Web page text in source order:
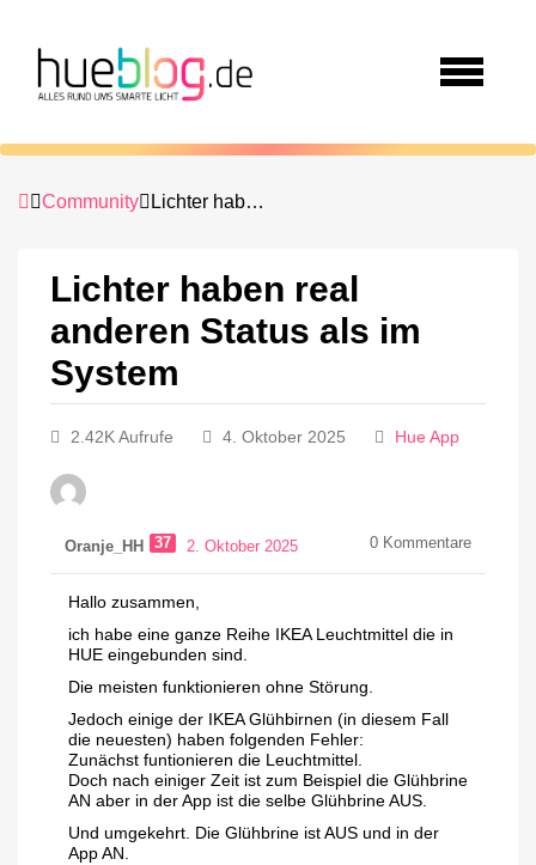
Community Lichter haben real anderen Status als im System
Lichter haben real
anderen Status als im
System
2.42K Aufrufe 4. Oktober 2025 Hue App
Oranje_HH 37 2. Oktober 2025 0 Kommentare
Hallo zusammen,
ich habe eine ganze Reihe IKEA Leuchtmittel die in
HUE eingebunden sind.
Die meisten funktionieren ohne Störung.
Jedoch einige der IKEA Glühbirnen (in diesem Fall
die neuesten) haben folgenden Fehler:
Zunächst funtionieren die Leuchtmittel.
Doch nach einiger Zeit ist zum Beispiel die Glühbrine
AN aber in der App ist die selbe Glühbrine AUS.
Und umgekehrt. Die Glühbrine ist AUS und in der
App AN.